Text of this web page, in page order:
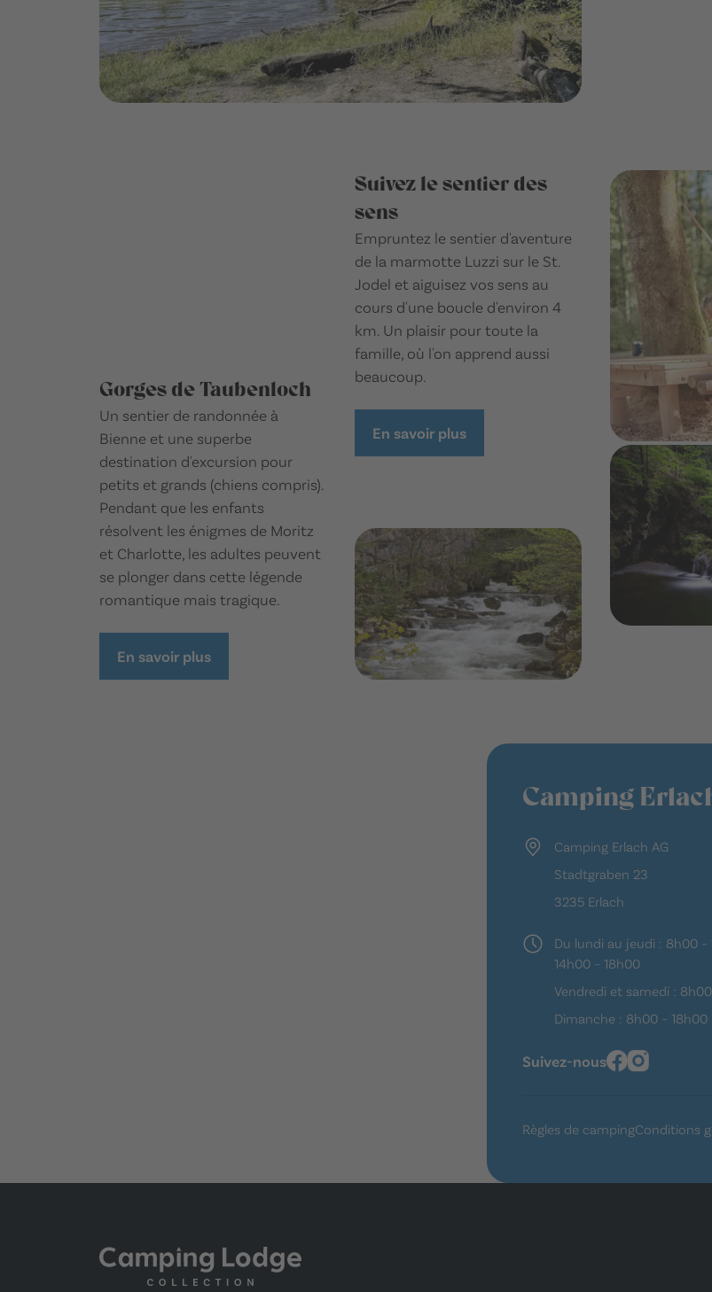
Gorges de Taubenloch
Un sentier de randonnée à
Bienne et une superbe
destination d'excursion pour
petits et grands (chiens compris).
Pendant que les enfants
résolvent les énigmes de Moritz
et Charlotte, les adultes peuvent
se plonger dans cette légende
romantique mais tragique.
En savoir plus
Suivez le sentier des
sens
Empruntez le sentier d'aventure
de la marmotte Luzzi sur le St.
Jodel et aiguisez vos sens au
cours d'une boucle d'environ 4
km. Un plaisir pour toute la
famille, où l'on apprend aussi
beaucoup.
En savoir plus
Camping
Camping Erlach AG
Stadtgraben 23
3235 Erlach
Du lundi au jeudi : 8h00 –
14h00 – 18h00
Vendredi et samedi :
Dimanche : 8h00 – 18h00
Suivez-nous
Règles de campingConditions